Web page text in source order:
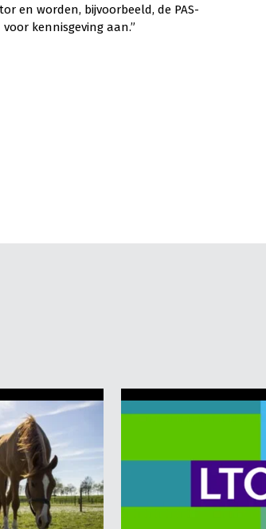
en worden, bijvoorbeeld, de PAS-
kennisgeving aan.”